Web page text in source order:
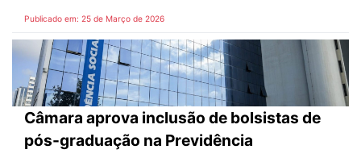
Publicado em: 25 de Março de 2026
Câmara aprova inclusão de bolsistas de
pós-graduação na Previdência